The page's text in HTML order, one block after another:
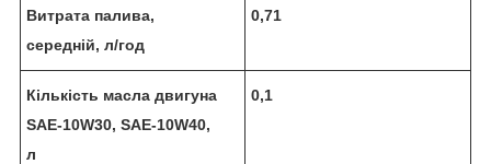
Витрата палива,
середній, л/год
0,71
Кількість масла двигуна
SAE-10W30, SAE-10W40,
л
0,1